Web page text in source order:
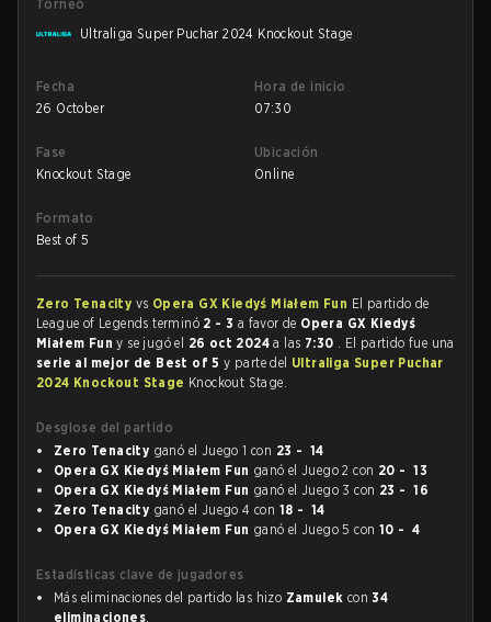
Torneo
Ultraliga Super Puchar 2024 Knockout Stage
Fecha
26 October
Hora de inicio
07:30
Fase
Knockout Stage
Ubicación
Online
Formato
Best of 5
Zero Tenacity vs Opera GX Kiedyś Miałem Fun El partido de
League of Legends terminó 2 - 3 a favor de Opera GX Kiedyś
Miałem Funy se jugó el 26 oct 2024a las 7:30 . El partido fue una
serie al mejor de Best of 5y parte del Ultraliga Super Puchar
2024 Knockout Stage Knockout Stage.
Desglose del partido
Zero Tenacity ganó el Juego 1 con 23 - 14
Opera GX Kiedyś Miałem Fun ganó el Juego 2 con 20 - 13
Opera GX Kiedyś Miałem Fun ganó el Juego 3 con 23 - 16
Zero Tenacity ganó el Juego 4 con 18 - 14
Opera GX Kiedyś Miałem Fun ganó el Juego 5 con 10 - 4
Estadísticas clave de jugadores
Más eliminaciones del partido las hizo Zamulek con34
eliminaciones.